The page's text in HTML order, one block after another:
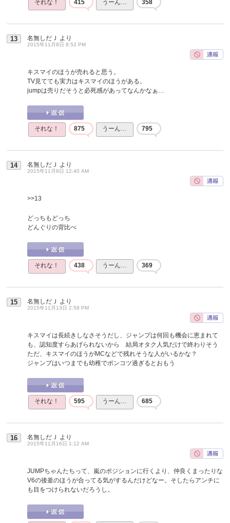
それな！ 415 うーん… 358
13 名無しだＪ より
2015年11月8日 8:52 PM
キスマイのほうが売れると思う。
TV見てても実力はキスマイのほうがある。
jumpは売りだそうと必死感があってなんかなぁ…
それな！ 875 うーん… 795
14 名無しだＪ より
2015年11月9日 12:40 AM
>>13
どっちもどっち
どんぐりの背比べ
それな！ 438 うーん… 369
15 名無しだＪ より
2015年11月13日 2:58 PM
キスマイは長続きしなさそうだし、ジャンプは何回も機会に恵まれて
も、認知度すらあげられないから 結局オタク人気だけで終わりそう
ただ、キスマイのほうがMCなどで残れそうな人がいるかな？
ジャンプはいつまでも幼稚でポンコツ過ぎるとおもう
それな！ 595 うーん… 685
16 名無しだＪ より
2015年11月16日 1:12 AM
JUMPちゃんたちって、嵐のポジションに行くより、仲良くまったりな
V6の後釜のほうが合ってる気がするんだけどなー。そしたらアンチに
も目をつけられないだろうし。